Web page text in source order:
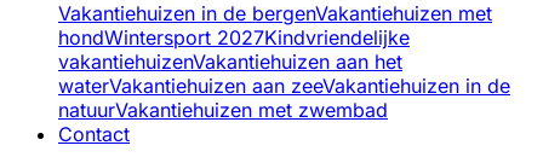
Vakantiehuizen in de bergenVakantiehuizen met
hondWintersport 2027Kindvriendelijke
vakantiehuizenVakantiehuizen aan het
waterVakantiehuizen aan zeeVakantiehuizen in de
natuurVakantiehuizen met zwembad
Contact